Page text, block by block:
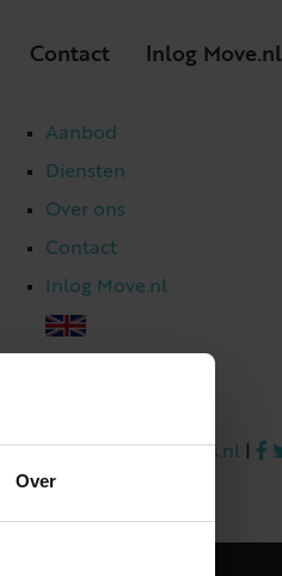
Over
Contact Inlog Move.nl
Aanbod
Diensten
Over ons
Contact
Inlog Move.nl
info@netmakelaars.nl